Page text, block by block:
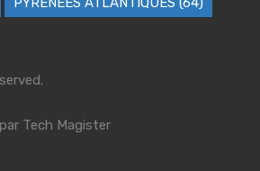
Tech Magister